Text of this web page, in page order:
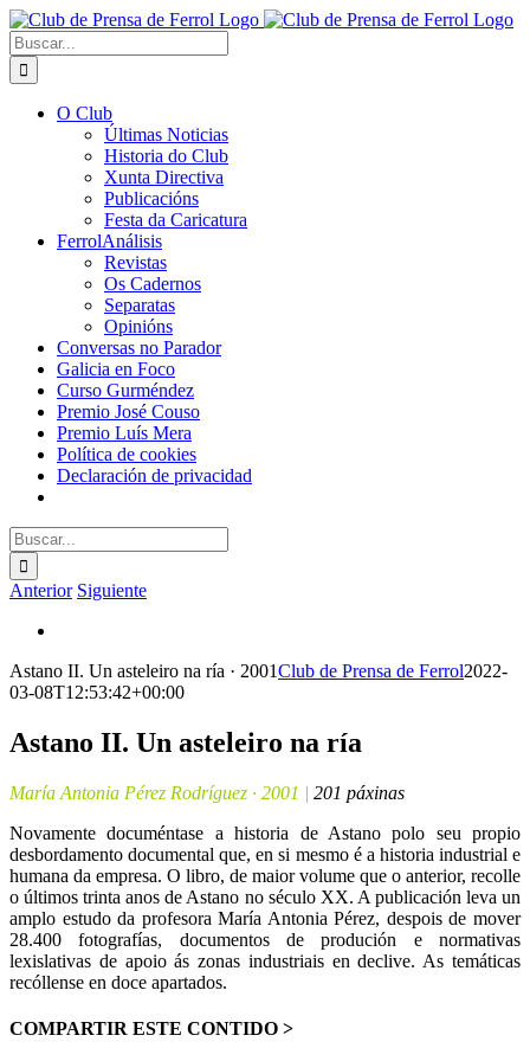
Saltar
al
contenido
Buscar:
O Club
Últimas Noticias
Historia do Club
Xunta Directiva
Publicacións
Festa da Caricatura
FerrolAnálisis
Revistas
Os Cadernos
Separatas
Opinións
Conversas no Parador
Galicia en Foco
Curso Gurméndez
Premio José Couso
Premio Luís Mera
Política de cookies
Declaración de privacidad
Buscar:
Anterior Siguiente
más
grande
Astano II. Un asteleiro na ría · 2001Club de Prensa de Ferrol2022-
03-08T12:53:42+00:00
Astano II. Un asteleiro na ría
María Antonia Pérez Rodríguez · 2001 | 201 páxinas
Novamente documéntase a historia de Astano polo seu propio
desbordamento documental que, en si mesmo é a historia industrial e
humana da empresa. O libro, de maior volume que o anterior, recolle
o últimos trinta anos de Astano no século XX. A publicación leva un
amplo estudo da profesora María Antonia Pérez, despois de mover
28.400 fotografías, documentos de produción e normativas
lexislativas de apoio ás zonas industriais en declive. As temáticas
recóllense en doce apartados.
COMPARTIR ESTE CONTIDO >